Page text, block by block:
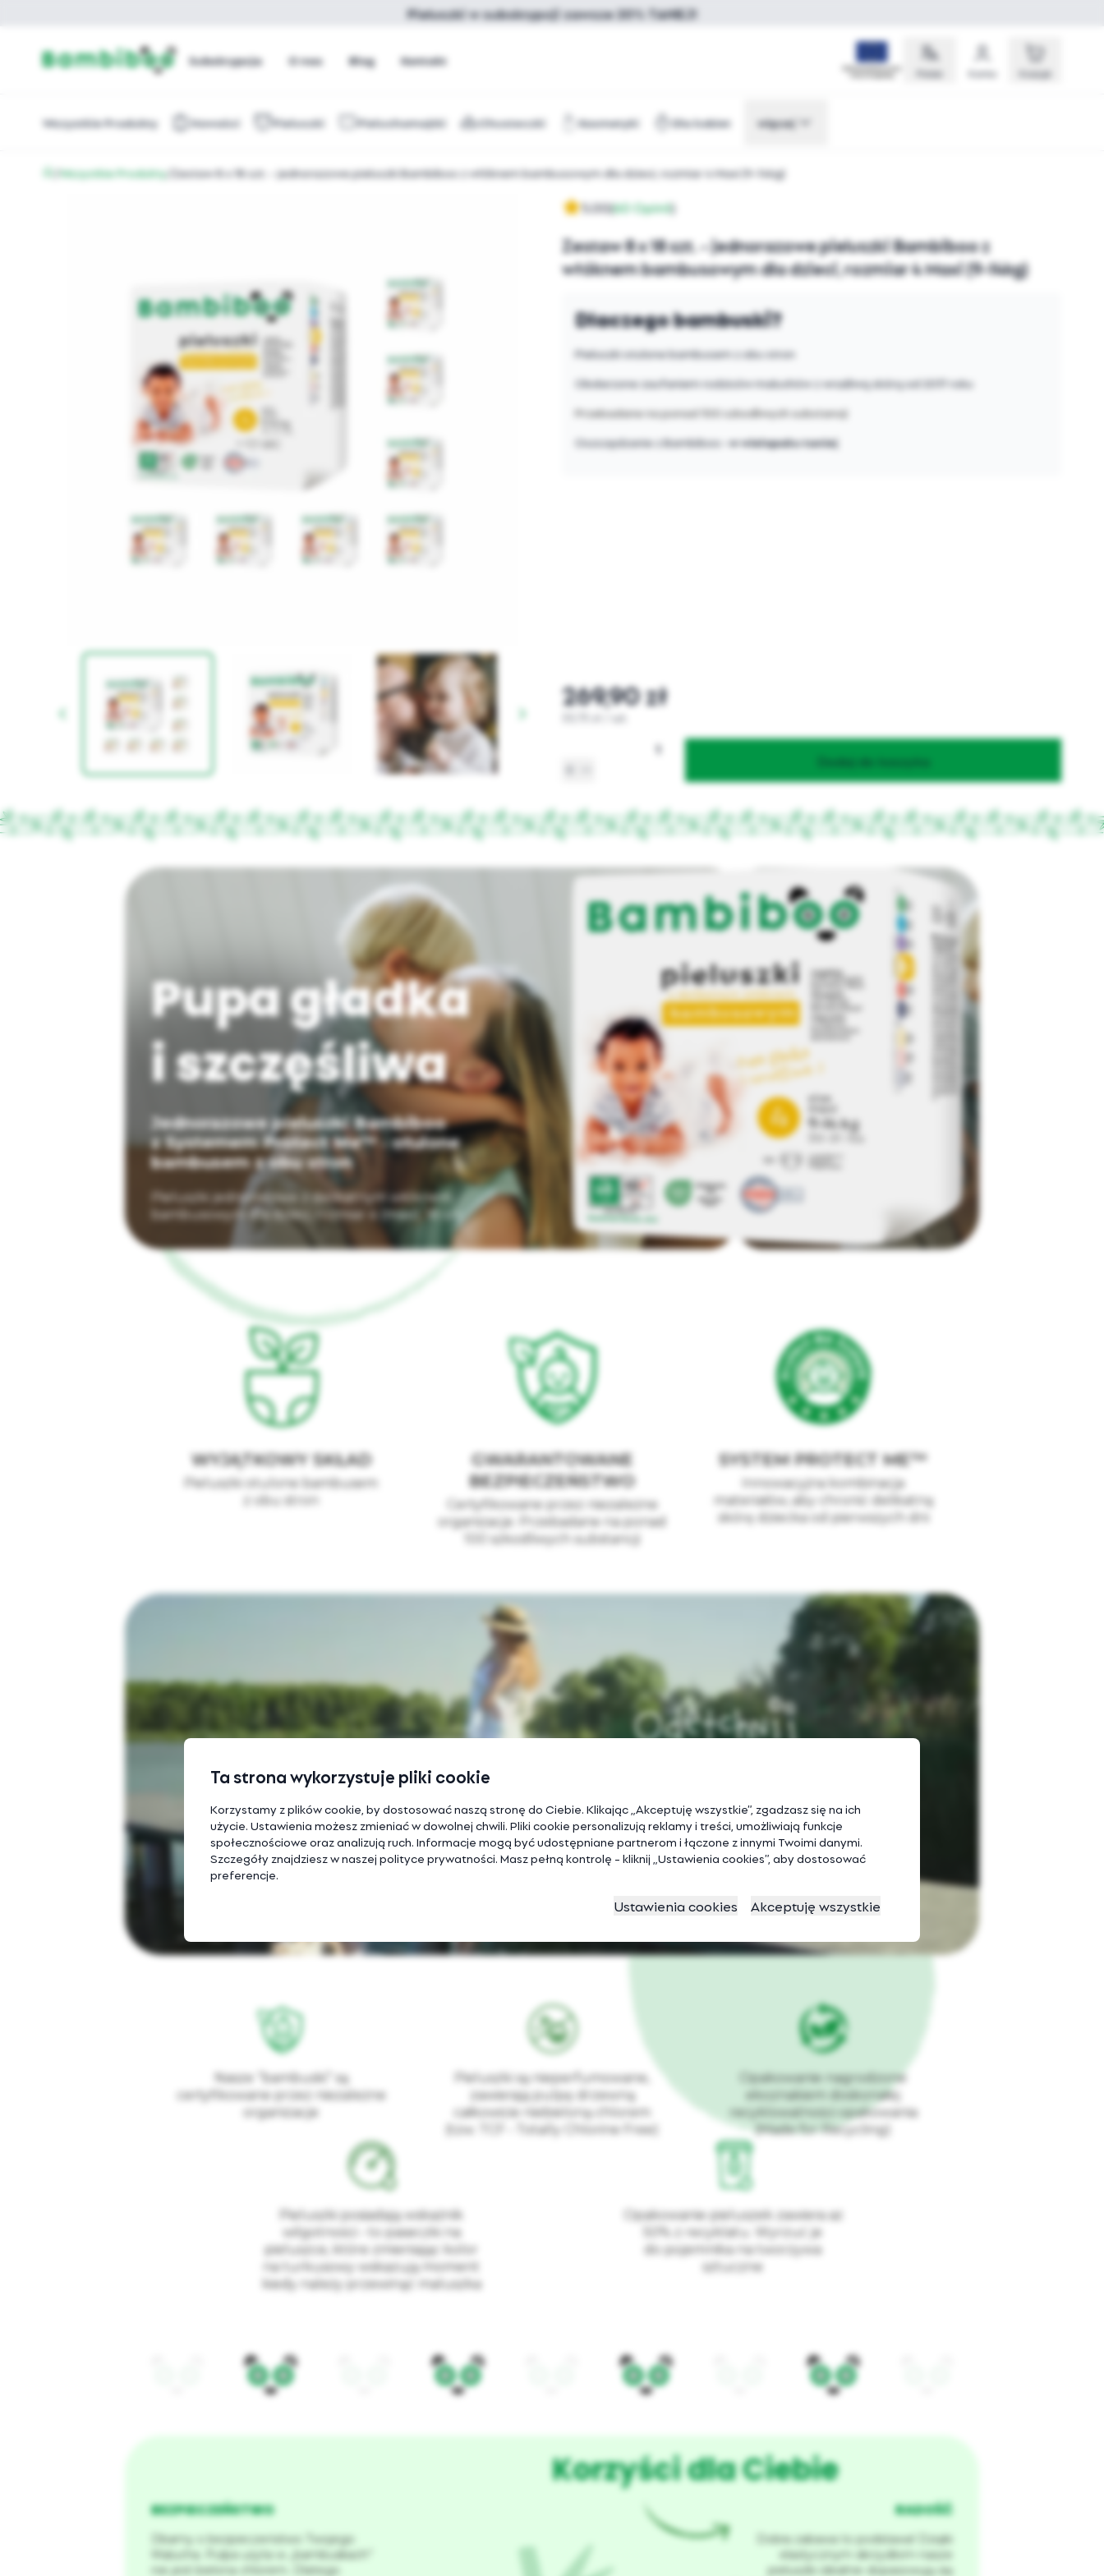
Pieluszki w subskrypcji zawsze 20% TANIEJ!
Subskrypcja O nas Blog Kontakt
Polski Konto Koszyk
Wszystkie Produkty Nowości Pieluszki Pieluchomajtki Chusteczki Kosmetyki Dla kobiet więcej
/Wszystkie Produkty/Zestaw 8 x 18 szt. - jednorazowe pieluszki Bambiboo z włóknem bambusowym dla dzieci, rozmiar 4 Maxi (9-14kg)
5.00(60 Opinii)
Zestaw 8 x 18 szt. - jednorazowe pieluszki Bambiboo z
włóknem bambusowym dla dzieci, rozmiar 4 Maxi (9-14kg)
Dlaczego bambuski?
Pieluszki otulone bambusem z obu stron
Obdarzone zaufaniem rodziców maluchów z wrażliwą skórą od 2017 roku
Przebadane na ponad 100 szkodliwych substancji
Oszczędzanie z Bambiboo -wwielopaku taniej
269,90 zł
33,73 zł / szt.
Dodaj do koszyka
Pupa gładka
i szczęśliwa
Jednorazowe pieluszki Bambiboo
z Systemem Protect Me™ ‑ otulone
bambusem z obu stron
Pieluszki jednorazowe z delikatnym włóknem
bambusowym dla dzieci, rozmiar 4 (maxi), 18 szt
WYJĄTKOWY SKŁAD
Pieluszki otulone bambusem
z obu stron
GWARANTOWANE
BEZPIECZEŃSTWO
Certyfikowane przez niezależne
organizacje. Przebadane na ponad
100 szkodliwych substancji
SYSTEM PROTECT ME™
Innowacyjna kombinacja
materiałów, aby chronić delikatną
skórę dziecka od pierwszych dni
Nasze “bambuski” są
certyfikowane przez niezależne
organizacje
Pieluszki są nieperfumowane,
zawierają pulpę drzewną
całkowicie niebieloną chlorem
(tzw. TCF ‑ Totally Chlorine Free)
Opakowanie nagrodzone
ekoznakiem doskonałej
recyklowalności opakowania
(Made for Recycling)
Pieluszki posiadają wskaźnik
wilgotności ‑ to paseczki na
pieluszce, które zmieniając kolor
na turkusowy wskazują moment
kiedy należy przewinąć maluszka
Opakowanie pieluszek zawiera aż
50% z recyklatu. Wyrzuć je
do pojemnika na tworzywa
sztuczne
Korzyści dla Ciebie
BEZPIECZEŃSTWO
Dbamy o bezpieczeństwo Twojego
Malucha. Pulpa użyta w „bambuskach”
nie jest bielona chlorem. Dlatego
RADOŚĆ
Dobra zabawa to podstawa! Dzięki
elastycznym skrzydłom nasze
pieluszki idealnie dopasowują się
Ta strona wykorzystuje pliki cookie
Korzystamy z plików cookie, by dostosować naszą stronę do Ciebie. Klikając „Akceptuję wszystkie”, zgadzasz się na ich
użycie. Ustawienia możesz zmieniać w dowolnej chwili. Pliki cookie personalizują reklamy i treści, umożliwiają funkcje
społecznościowe oraz analizują ruch. Informacje mogą być udostępniane partnerom i łączone z innymi Twoimi danymi.
Szczegóły znajdziesz w naszej polityce prywatności. Masz pełną kontrolę - kliknij „Ustawienia cookies”, aby dostosować
preferencje.
Ustawienia cookies Akceptuję wszystkie